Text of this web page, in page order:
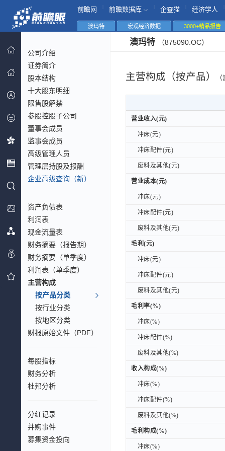
前瞻网 前瞻数据库 企查猫 经济学人
澳玛特 宏观经济数据 3000+精品报告
公司介绍
证券简介
股本结构
十大股东明细
限售股解禁
参股控股子公司
董事会成员
监事会成员
高级管理人员
管理层持股及报酬
企业高级查询（新）
资产负债表
利润表
现金流量表
财务摘要（报告期）
财务摘要（单季度）
利润表（单季度）
主营构成
按产品分类
按行业分类
按地区分类
财报原始文件（PDF）
每股指标
财务分析
杜邦分析
分红记录
并购事件
募集资金投向
澳玛特 （875090.OC）
主营构成（按产品）
营业收入(元)
冲床(元)
冲床配件(元)
废料及其他(元)
营业成本(元)
冲床(元)
冲床配件(元)
废料及其他(元)
毛利(元)
冲床(元)
冲床配件(元)
废料及其他(元)
毛利率(%)
冲床(%)
冲床配件(%)
废料及其他(%)
收入构成(%)
冲床(%)
冲床配件(%)
废料及其他(%)
毛利构成(%)
冲床(%)
营业收入(元)
冲床(元)
冲床配件(元)
废料及其他(元)
营业成本(元)
冲床(元)
冲床配件(元)
废料及其他(元)
毛利(元)
冲床(元)
冲床配件(元)
废料及其他(元)
毛利率(%)
冲床(%)
冲床配件(%)
废料及其他(%)
收入构成(%)
冲床(%)
冲床配件(%)
废料及其他(%)
毛利构成(%)
冲床(%)